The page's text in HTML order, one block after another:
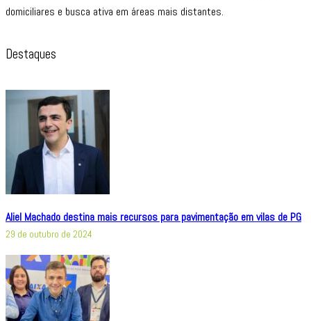
domiciliares e busca ativa em áreas mais distantes.
Destaques
Aliel Machado destina mais recursos para pavimentação em vilas de PG
29 de outubro de 2024